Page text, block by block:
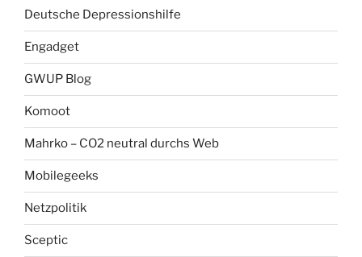
Deutsche Depressionshilfe
Engadget
GWUP Blog
Komoot
Mahrko – CO2 neutral durchs Web
Mobilegeeks
Netzpolitik
Sceptic